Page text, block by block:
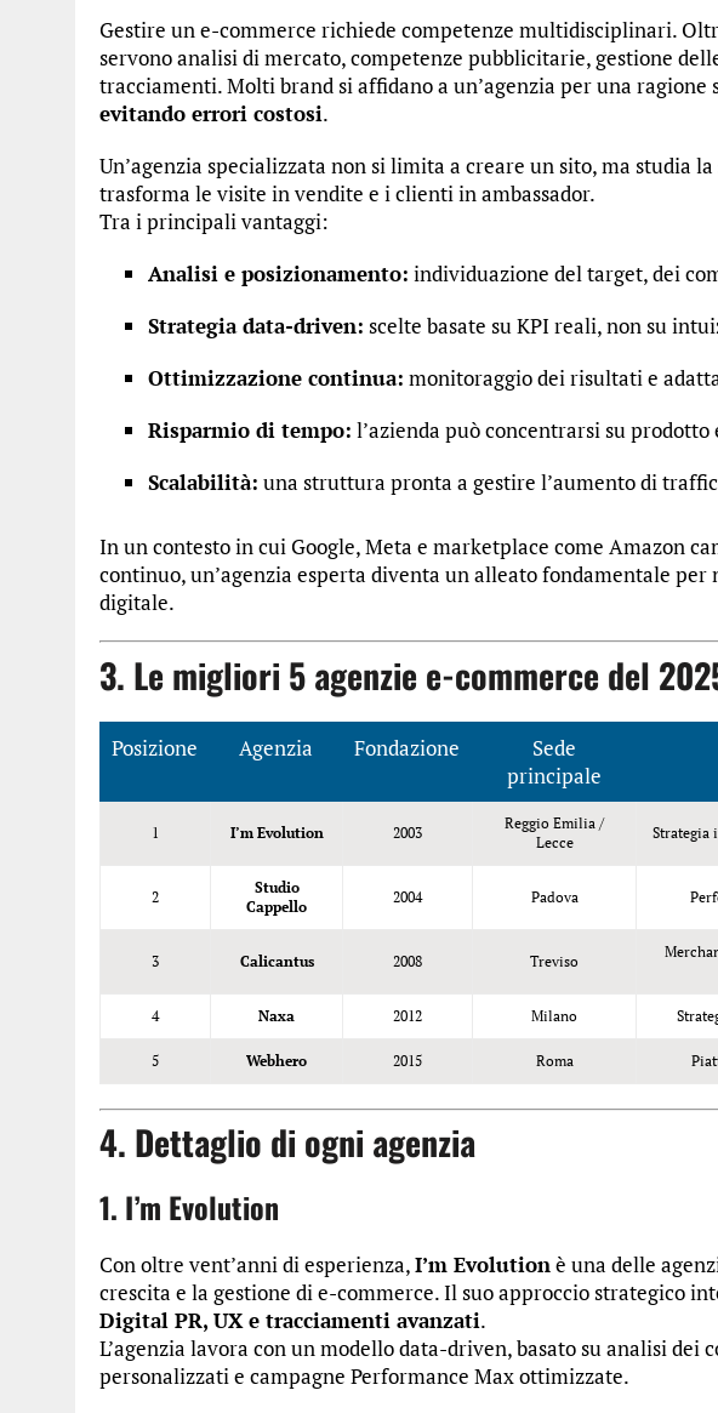
Gestire un e-commerce richiede competenze multidisciplinari.
servono analisi di mercato, competenze pubblicitarie, gestione
tracciamenti. Molti brand si affidano a un’agenzia per una ragione
evitando errori costosi.
Un’agenzia specializzata non si limita a creare un sito, ma studia la
trasforma le visite in vendite e i clienti in ambassador.
Tra i principali vantaggi:
Analisi e posizionamento: individuazione del target, dei
Strategia data-driven: scelte basate su KPI reali, non su
Ottimizzazione continua: monitoraggio dei risultati e
Risparmio di tempo: l’azienda può concentrarsi su prodotto
Scalabilità: una struttura pronta a gestire l’aumento di
In un contesto in cui Google, Meta e marketplace come Amazon
continuo, un’agenzia esperta diventa un alleato fondamentale
digitale.
3. Le migliori 5 agenzie e-commerce del
Posizione Agenzia Fondazione
Sede
principale
1 I’m Evolution 2003
Reggio Emilia /
Lecce
Strategia
2
Studio
Cappello
2004 Padova
3 Calicantus 2008 Treviso
4 Naxa 2012 Milano
5 Webhero 2015 Roma
4. Dettaglio di ogni agenzia
1. I’m Evolution
Con oltre vent’anni di esperienza,I’m Evolutionè una delle
crescita e la gestione di e-commerce. Il suo approccio strategico
Digital PR, UX e tracciamenti avanzati.
L’agenzia lavora con un modello data-driven, basato su analisi dei
personalizzati e campagne Performance Max ottimizzate.